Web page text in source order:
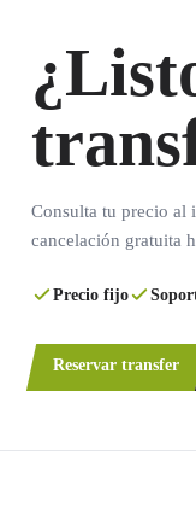
Consulta tu precio al
cancelación gratuita
Precio fijo
Reservar transfer